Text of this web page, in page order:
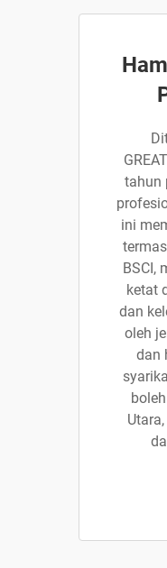
tahun
ini
BSCI,
ketat
dan
oleh
dan